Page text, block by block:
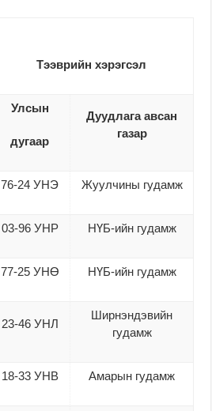
Тээврийн хэрэгсэл
Улсын
дугаар
Дуудлага авсан
газар
76-24 УНЭ Жуулчины гудамж
03-96 УНР НҮБ-ийн гудамж
77-25 УНӨ НҮБ-ийн гудамж
23-46 УНЛ
Ширнэндэвийн
гудамж
18-33 УНВ Амарын гудамж